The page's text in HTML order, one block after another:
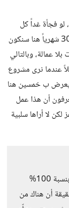
لو فجأة غداً كل
الباعة في المحلات رفضوا العمل براتب 3000 شهرياً هنا سنكون
عمالة، وبالتالي
عندما نرى مشروع
يعرض ب خمسين هنا
أن هذا عمل
لا أراها سلبية
أنا معك في منظورك، ولكن هذا لو الجميع بنسبة 100%
3000، ولكن الحقيقة أن هناك من